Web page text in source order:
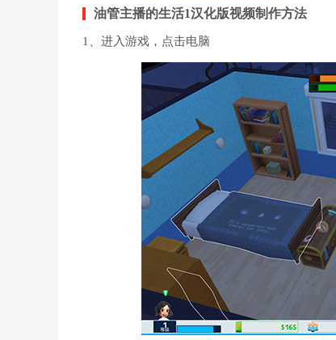
油管主播的生活1汉化版视频制作方法
1、进入游戏，点击电脑